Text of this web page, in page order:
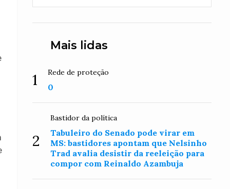
Mais lidas
1 Rede de proteção
0
2
Bastidor da política
Tabuleiro do Senado pode virar em
MS: bastidores apontam que Nelsinho
Trad avalia desistir da reeleição para
compor com Reinaldo Azambuja